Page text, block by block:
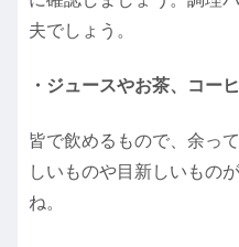
夫でしょう。
・ジュースやお茶、コー
皆で飲めるもので、余っ
しいものや目新しいもの
ね。